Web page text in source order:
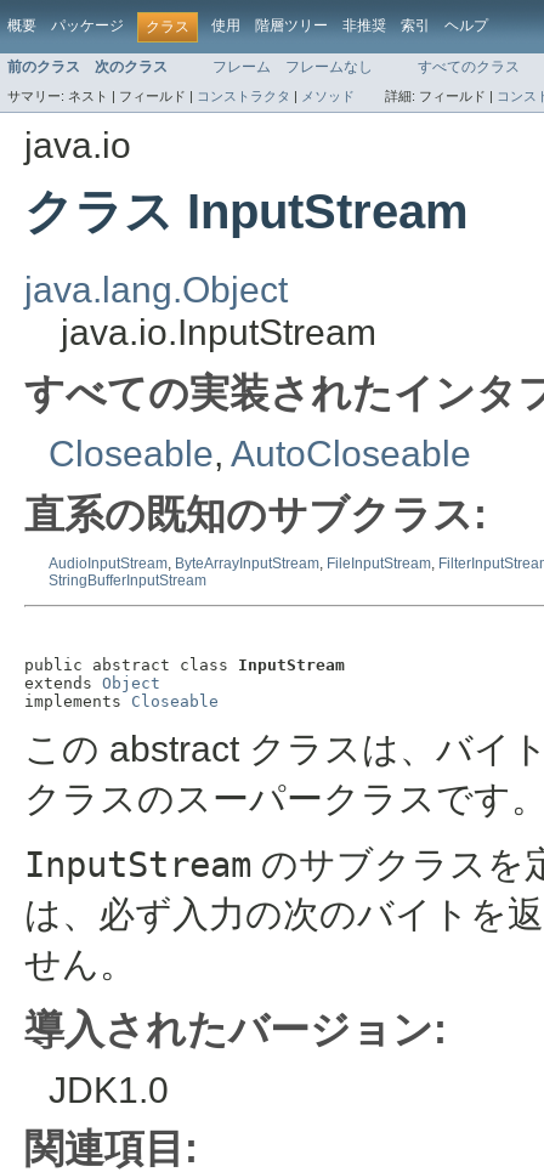
概要 パッケージ クラス 使用 階層ツリー 非推奨 索引 ヘルプ
前のクラス 次のクラス フレーム フレームなし すべてのクラス
サマリー: ネスト | フィールド | コンストラクタ | メソッド 詳細: フィールド | コンス
java.io
クラス InputStream
java.lang.Object
java.io.InputStream
すべての実装されたインタ
Closeable, AutoCloseable
直系の既知のサブクラス:
AudioInputStream, ByteArrayInputStream, FileInputStream,
StringBufferInputStream
public abstract class InputStream
extends Object
implements Closeable
この abstract クラスは、バイ
クラスのスーパークラスです
InputStream のサブクラスを
は、必ず入力の次のバイトを
せん。
導入されたバージョン:
JDK1.0
関連項目: